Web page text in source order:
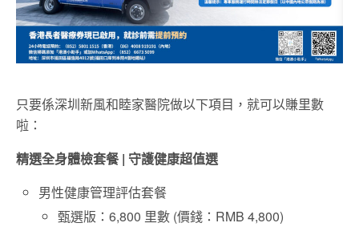
只要係深圳新風和睦家醫院做以下項目，就可以賺里數
啦：
精選全身體檢套餐| 守護健康超值選
男性健康管理評估套餐
甄選版：6,800 里數 (價錢：RMB 4,800)